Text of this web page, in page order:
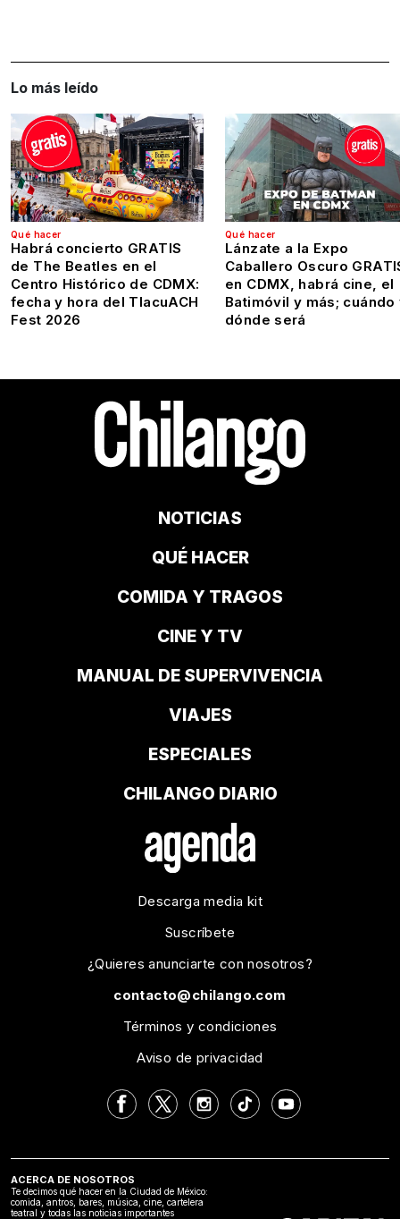
Lo más leído
Qué hacer
Habrá concierto GRATIS
de The Beatles en el
Centro Histórico de CDMX:
fecha y hora del TlacuACH
Fest 2026
Qué hacer
Lánzate a la Expo
Caballero Oscuro
en CDMX, habrá cine, el
Batimóvil y más; cuándo
dónde será
NOTICIAS
QUÉ HACER
COMIDA Y TRAGOS
CINE Y TV
MANUAL DE SUPERVIVENCIA
VIAJES
ESPECIALES
CHILANGO DIARIO
Descarga media kit
Suscríbete
¿Quieres anunciarte con nosotros?
contacto@chilango.com
Términos y condiciones
Aviso de privacidad
ACERCA DE NOSOTROS
Te decimos qué hacer en la Ciudad de México:
comida, antros, bares, música, cine, cartelera
teatral y todas las noticias importantes